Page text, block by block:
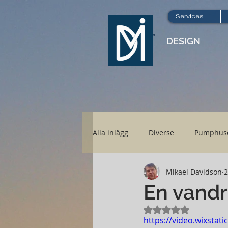
Services
DESIGN
Alla inlägg Diverse
Nya Höboden Hönsgård
En
Mikael Davidson
Betygsatt till NaN
https://